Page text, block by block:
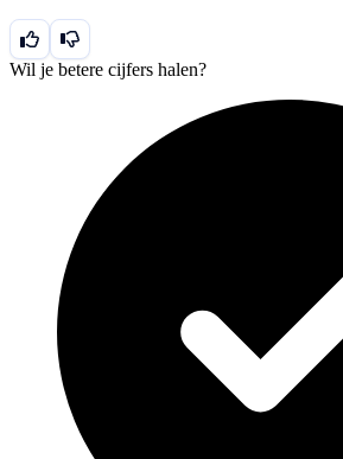
Wil je betere cijfers halen?